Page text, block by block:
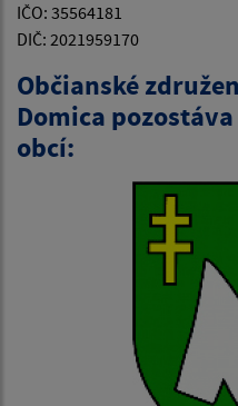
IČO: 35564181
DIČ: 2021959170
Občianské
Domica
obcí: